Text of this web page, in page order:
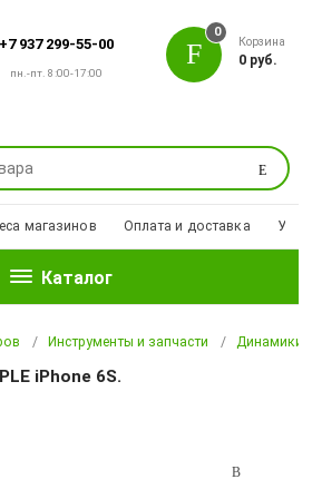
+7 937 299-55-00
пн.-пт. 8:00-17:00
Поиск
0
Корзина
0 руб.
магазинов Оплата и доставка
Каталог
Инструменты и запчасти Динамики,
iPhone 6S.